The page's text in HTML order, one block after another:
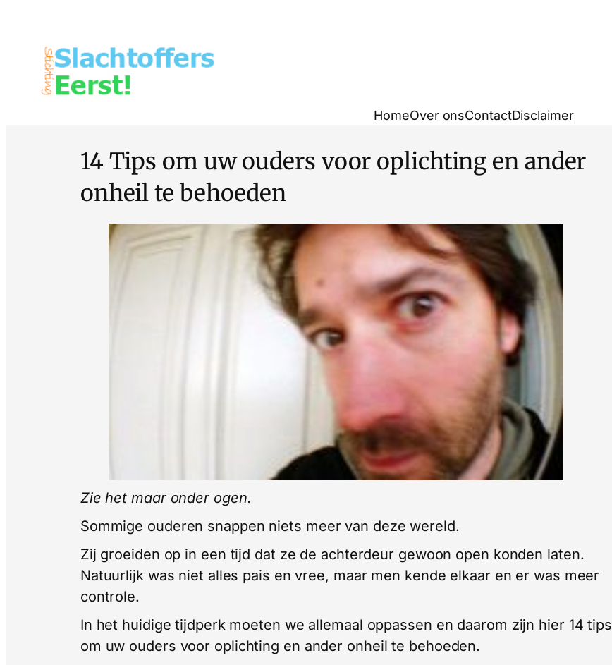
HomeOver onsContactDisclaimer
14 Tips om uw ouders voor oplichting en ander
onheil te behoeden
Zie het maar onder ogen.
Sommige ouderen snappen niets meer van deze wereld.
Zij groeiden op in een tijd dat ze de achterdeur gewoon open konden laten.
Natuurlijk was niet alles pais en vree, maar men kende elkaar en er was meer
controle.
In het huidige tijdperk moeten we allemaal oppassen en daarom zijn hier 14 tips
om uw ouders voor oplichting en ander onheil te behoeden.